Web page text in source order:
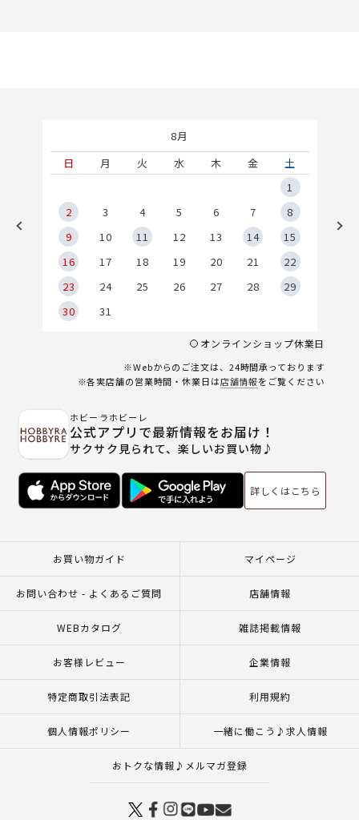
8月
日
月 火 水 木 金
土
1
2
3 4 5 6 7
8
9
10 11 12 13 14
15
16
17 18 19 20 21
22
23
24 25 26 27 28
29
30
31
オンラインショップ休業日
※Webからのご注文は、24時間承っております
※各実店舗の営業時間・休業日は店舗情報をご覧ください
ホビーラホビーレ
公式アプリで最新情報をお届け！
サクサク見られて、楽しいお買い物♪
詳しくはこちら
お買い物ガイド マイページ
お問い合わせ - よくあるご質問 店舗情報
WEBカタログ 雑誌掲載情報
お客様レビュー 企業情報
特定商取引法表記 利用規約
個人情報ポリシー 一緒に働こう♪求人情報
おトクな情報♪メルマガ登録